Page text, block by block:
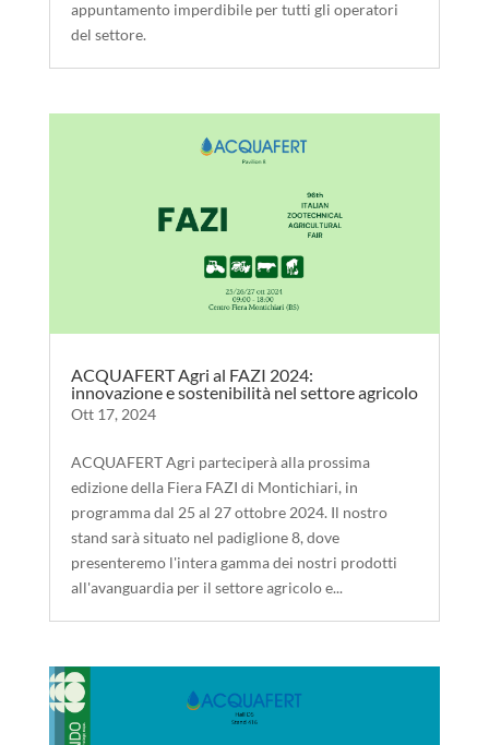
appuntamento imperdibile per tutti gli operatori
del settore.
ACQUAFERT Agri al FAZI 2024:
innovazione e sostenibilità nel settore agricolo
Ott 17, 2024
ACQUAFERT Agri parteciperà alla prossima
edizione della Fiera FAZI di Montichiari, in
programma dal 25 al 27 ottobre 2024. Il nostro
stand sarà situato nel padiglione 8, dove
presenteremo l'intera gamma dei nostri prodotti
all'avanguardia per il settore agricolo e...